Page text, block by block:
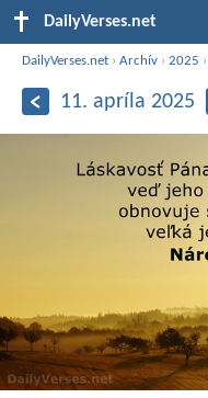
DailyVerses.net
DailyVerses.net ›Archív ›2025
11. apríla 2025